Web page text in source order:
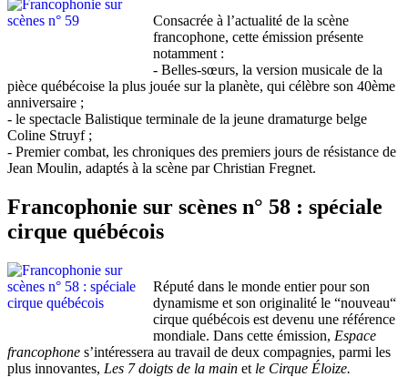
Consacrée à l’actualité de la scène
francophone, cette émission présente
notamment :
- Belles-sœurs, la version musicale de la
pièce québécoise la plus jouée sur la planète, qui célèbre son 40ème
anniversaire ;
- le spectacle Balistique terminale de la jeune dramaturge belge
Coline Struyf ;
- Premier combat, les chroniques des premiers jours de résistance de
Jean Moulin, adaptés à la scène par Christian Fregnet.
Francophonie sur scènes n° 58 : spéciale
cirque québécois
Réputé dans le monde entier pour son
dynamisme et son originalité le “nouveau“
cirque québécois est devenu une référence
mondiale. Dans cette émission, Espace
francophone s’intéressera au travail de deux compagnies, parmi les
plus innovantes, Les 7 doigts de la main et le Cirque Éloize.